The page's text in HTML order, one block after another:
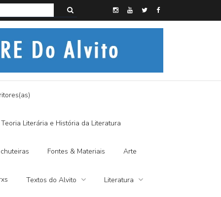
do Alvito – SEMI-MÍSTICO, SIM SENHOR
Teoria Literária e História da Literatura
Fontes & Materiais Arte
Textos do Alvito Literatura